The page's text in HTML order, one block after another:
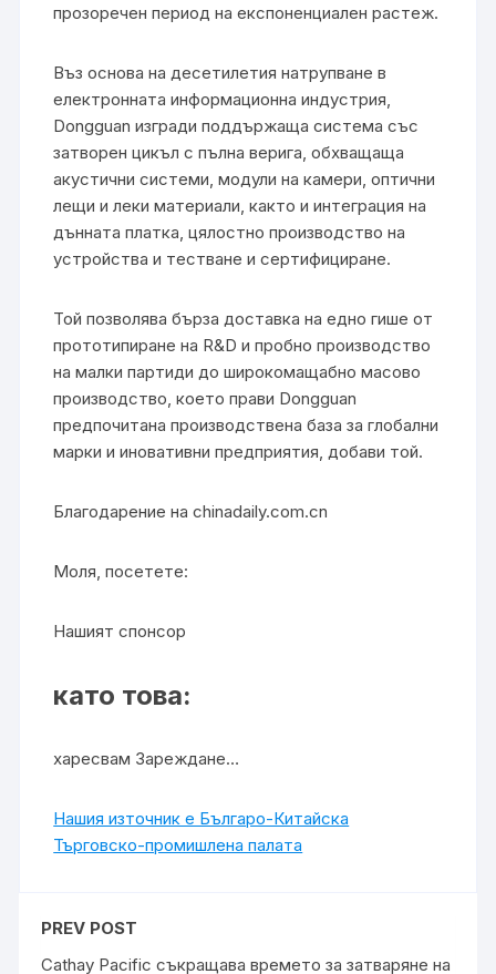
прозоречен период на експоненциален растеж.
Въз основа на десетилетия натрупване в
електронната информационна индустрия,
Dongguan изгради поддържаща система със
затворен цикъл с пълна верига, обхващаща
акустични системи, модули на камери, оптични
лещи и леки материали, както и интеграция на
дънната платка, цялостно производство на
устройства и тестване и сертифициране.
Той позволява бърза доставка на едно гише от
прототипиране на R&D и пробно производство
на малки партиди до широкомащабно масово
производство, което прави Dongguan
предпочитана производствена база за глобални
марки и иновативни предприятия, добави той.
Благодарение на chinadaily.com.cn
Моля, посетете:
Нашият спонсор
като това:
харесвам Зареждане…
Нашия източник е Българо-Китайска
Търговско-промишлена палaта
PREV POST
Cathay Pacific съкращава времето за затваряне на